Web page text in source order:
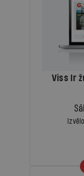
Viss Ir